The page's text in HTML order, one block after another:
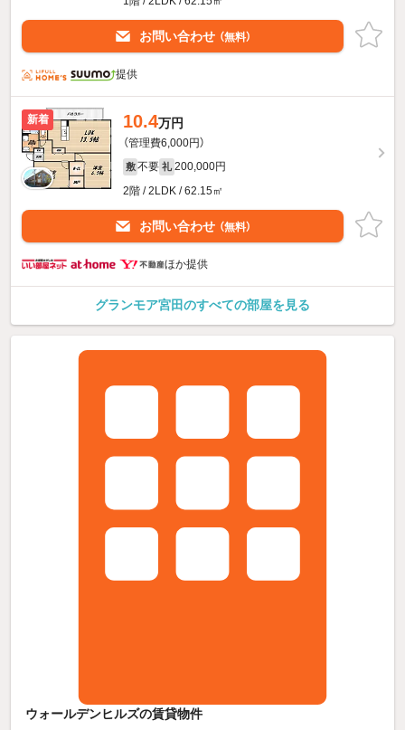
お問い合わせ （無料）
提供
新着 10.4万円
（管理費6,000円）
敷 不要 礼 200,000円
2階 / 2LDK / 62.15㎡
お問い合わせ （無料）
ほか提供
グランモア宮田のすべての部屋を見る
ウォールデンヒルズの賃貸物件